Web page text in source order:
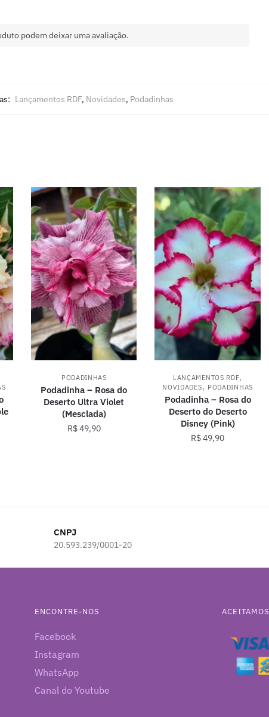
podem deixar uma avaliação.
Lançamentos RDF, Novidades, Podadinhas
PODADINHAS
Podadinha – Rosa do
Deserto Ultra Violet
(Mesclada)
R$49,90
LANÇAMENTOS RDF,
NOVIDADES, PODADINHAS
Podadinha – Rosa do
Deserto do Deserto
Disney (Pink)
R$49,90
CNPJ
20.593.239/0001-20
ENCONTRE-NOS
Facebook
Instagram
WhatsApp
Canal do Youtube
ACEITAMOS